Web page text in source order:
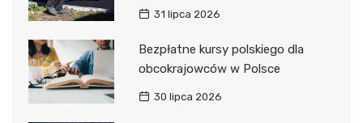
31 lipca 2026
Bezpłatne kursy polskiego dla
obcokrajowców w Polsce
30 lipca 2026